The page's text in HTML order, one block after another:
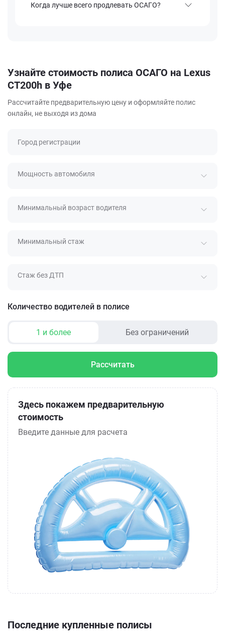
Когда лучше всего продлевать ОСАГО?
Узнайте стоимость полиса ОСАГО на Lexus
CT200h в Уфе
Рассчитайте предварительную цену и оформляйте полис
онлайн, не выходя из дома
Город регистрации
Мощность автомобиля
Минимальный возраст водителя
Минимальный стаж
Стаж без ДТП
Количество водителей в полисе
1 и более Без ограничений
Рассчитать
Здесь покажем предварительную
стоимость
Введите данные для расчета
Последние купленные полисы